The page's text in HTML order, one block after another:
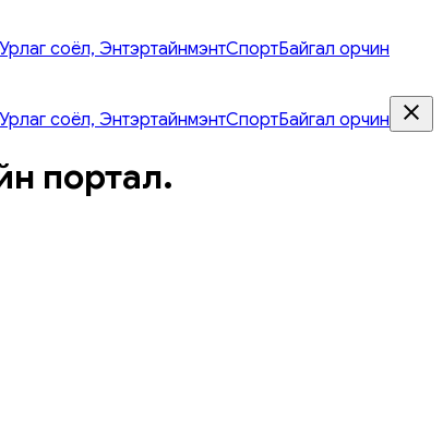
Урлаг соёл, ЭнтэртайнмэнтСпортБайгал орчин
Урлаг соёл, ЭнтэртайнмэнтСпортБайгал орчин
портал.